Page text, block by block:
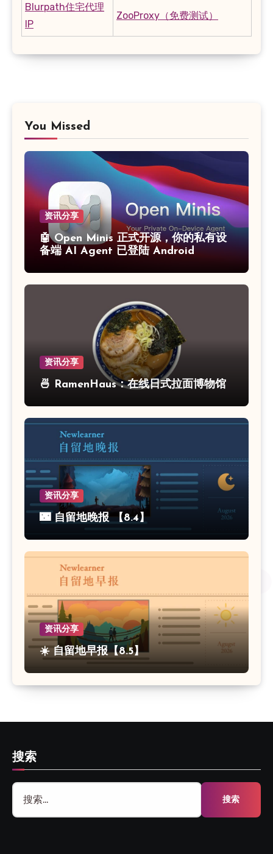
Blurpath住宅代理
IP
ZooProxy（免费测试）
You Missed
资讯分享
🤖 Open Minis 正式开源，你的私有设
备端 AI Agent 已登陆 Android
资讯分享
🍜 RamenHaus：在线日式拉面博物馆
资讯分享
🌃 自留地晚报 【8.4】
资讯分享
☀️ 自留地早报【8.5】
搜索
搜
索：